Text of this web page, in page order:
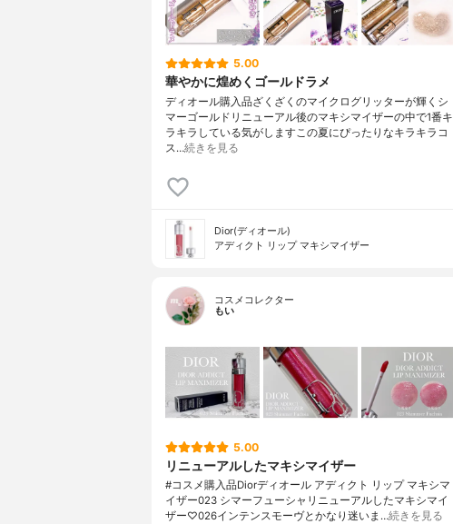
5.00
華やかに煌めくゴールドラメ
ディオール購入品ざくざくのマイクログリッターが輝くシ
マーゴールドリニューアル後のマキシマイザーの中で1番キ
ラキラしている気がしますこの夏にぴったりなキラキラコ
ス…続きを見る
Dior(ディオール)
アディクト リップ マキシマイザー
コスメコレクター
もい
5.00
リニューアルしたマキシマイザー
#コスメ購入品Diorディオール アディクト リップ マキシマ
イザー023 シマーフューシャリニューアルしたマキシマイ
ザー♡026インテンスモーヴとかなり迷いま…続きを見る